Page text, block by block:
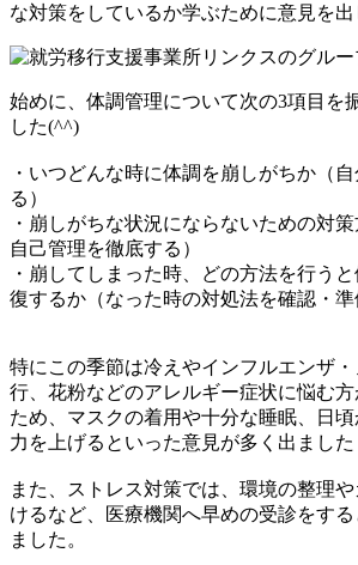
な対策をしているか学ぶために意見を出
始めに、体調管理について次の3項目を
した(^^)
・いつどんな時に体調を崩しがちか（
る）
・崩しがちな状況にならないための対
自己管理を徹底する）
・崩してしまった時、どの方法を行う
復するか（なった時の対処法を確認・準
特にこの季節は冷えやインフルエンザ
行、花粉などのアレルギー症状に悩む
ため、マスクの着用や十分な睡眠、日
力を上げるといった意見が多く出ました
また、ストレス対策では、環境の整理
けるなど、医療機関へ早めの受診をす
ました。